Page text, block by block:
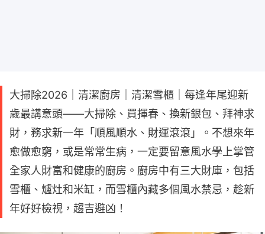
大掃除2026｜清潔廚房｜清潔雪櫃｜每逢年尾迎新
歲最講意頭——大掃除、買揮春、換新銀包、拜神求
財，務求新一年「順風順水、財運滾滾」。不想來年
愈做愈窮，或是常常生病，一定要留意風水學上掌管
全家人財富和健康的廚房。廚房中有三大財庫，包括
雪櫃、爐灶和米缸，而雪櫃內藏多個風水禁忌，趁新
年好好檢視，趨吉避凶！